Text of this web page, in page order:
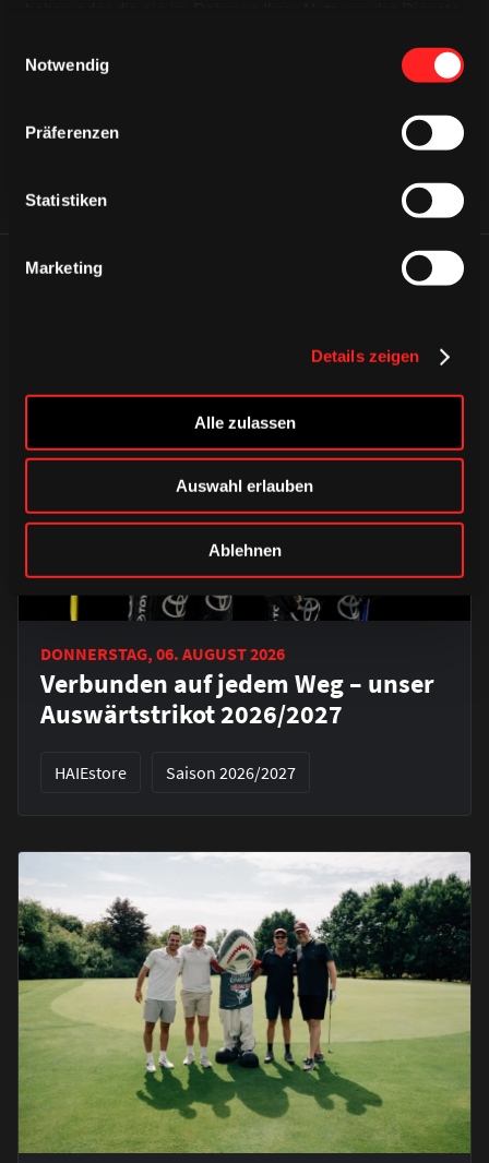
Notwendig
Präferenzen
Statistiken
Marketing
Details zeigen
Alle zulassen
Auswahl erlauben
Ablehnen
ÄHNLICHE NEWS
DONNERSTAG, 06. AUGUST 2026
Verbunden auf jedem Weg – unser
Auswärtstrikot 2026/2027
HAIEstore Saison 2026/2027